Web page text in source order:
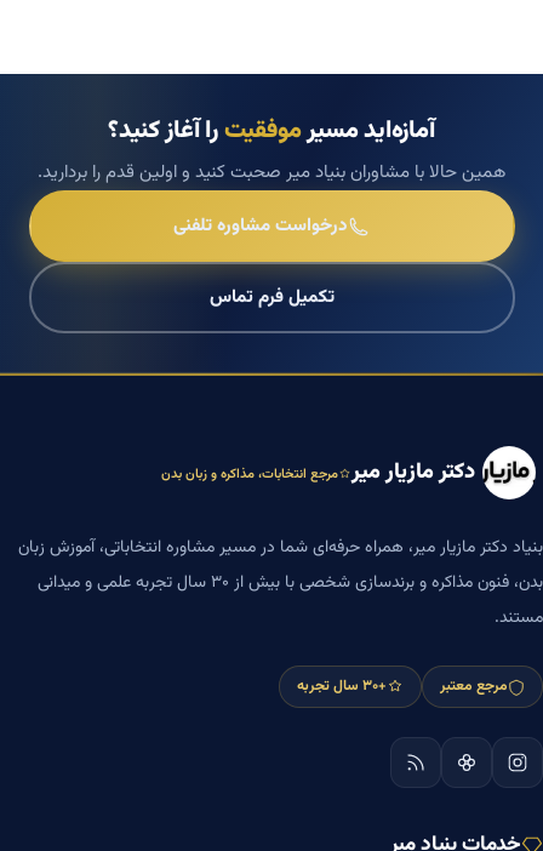
آمازه‌اید مسیرموفقیترا آغاز کنید؟
همین حالا با مشاوران بنیاد میر صحبت کنید و اولین قدم را بردارید.
درخواست مشاوره تلفنی
تکمیل فرم تماس
دکتر مازیار میر مرجع انتخابات، مذاکره و زبان بدن
بنیاد دکتر مازیار میر، همراه حرفه‌ای شما در مسیر مشاوره انتخاباتی، آموزش زبان
بدن، فنون مذاکره و برندسازی شخصی با بیش از ۳۰ سال تجربه علمی و میدانی
مستند.
مرجع معتبر +۳۰ سال تجربه